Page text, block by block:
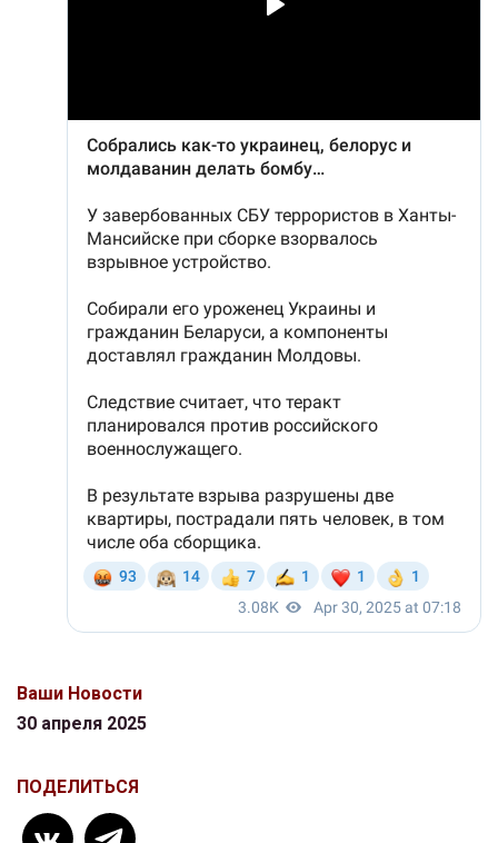
Ваши Новости
30 апреля 2025
ПОДЕЛИТЬСЯ